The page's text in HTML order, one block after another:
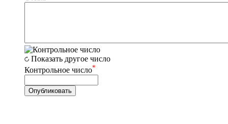
Показать другое число
Контрольное число*